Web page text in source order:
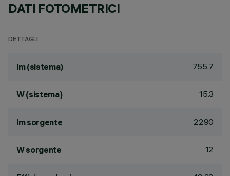
DATI FOTOMETRICI
DETTAGLI
lm (sistema) 755.7
W (sistema) 15.3
lm sorgente 2290
W sorgente 12